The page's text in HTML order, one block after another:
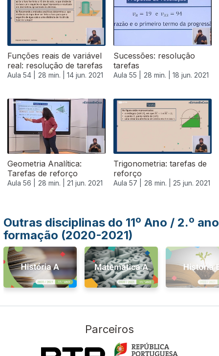
Funções reais de variável
real: resolução de tarefas
Aula 54 | 28 min. | 14 jun. 2021
Sucessões: resolução
tarefas
Aula 55 | 28 min. | 18 jun. 2021
Geometria Analítica:
Tarefas de reforço
Aula 56 | 28 min. | 21 jun. 2021
Trigonometria: tarefas de
reforço
Aula 57 | 28 min. | 25 jun. 2021
553474
Outras disciplinas do 11º Ano / 2.º ano
formação (2020-2021)
Parceiros